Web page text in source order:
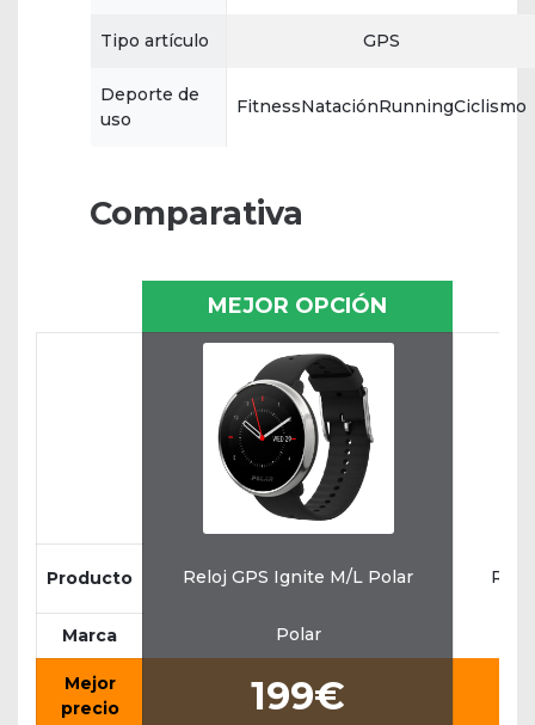
Tipo artículo GPS
Deporte de
uso
FitnessNataciónRunningCiclismo
Comparativa
MEJOR OPCIÓN
Producto Reloj GPS Ignite M/L Polar
Marca Polar
Mejor
precio
199€